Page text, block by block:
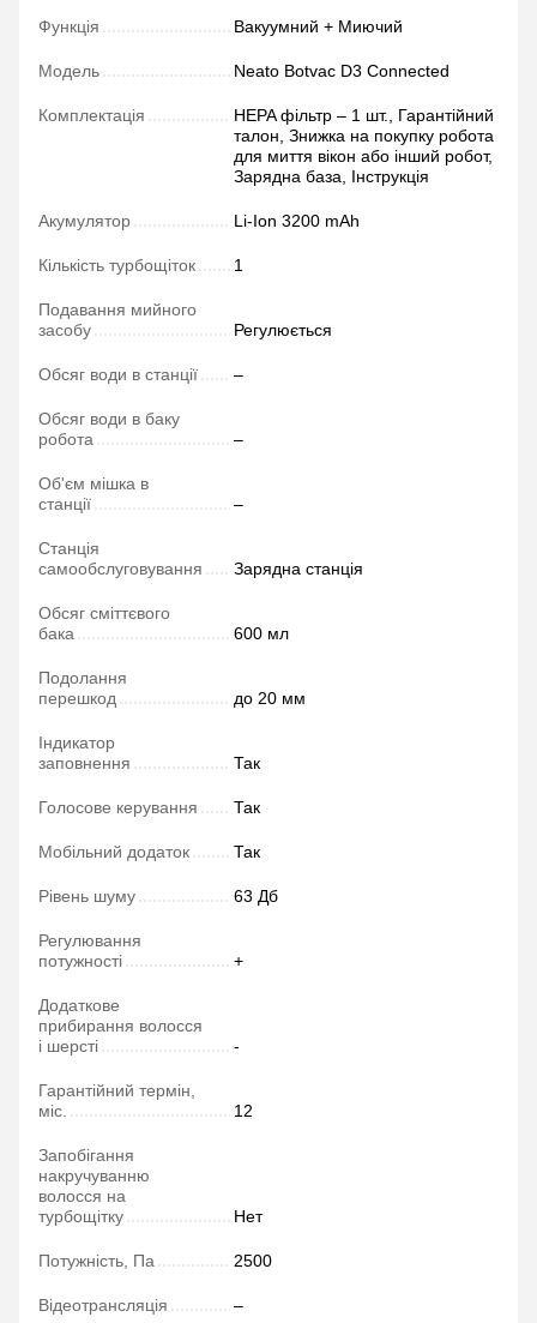
Функція Вакуумний + Миючий
Модель Neato Botvac D3 Connected
Комплектація
HEPA фільтр – 1 шт., Гарантійний
талон, Знижка на покупку робота
для миття вікон або інший робот,
Зарядна база, Інструкція
Акумулятор Li-Ion 3200 mAh
Кількість турбощіток 1
Подавання мийного
засобу
Регулюється
Обсяг води в станції –
Обсяг води в баку
робота
–
Об'єм мішка в
станції
–
Станція
самообслуговування
Зарядна станція
Обсяг сміттєвого
бака
600 мл
Подолання
перешкод
до 20 мм
Індикатор
заповнення
Так
Голосове керування Так
Мобільний додаток Так
Рівень шуму 63 Дб
Регулювання
потужності
+
Додаткове
прибирання волосся
і шерсті
-
Гарантійний термін,
міс.
12
Запобігання
накручуванню
волосся на
турбощітку
Нет
Потужність, Па 2500
Відеотрансляція –